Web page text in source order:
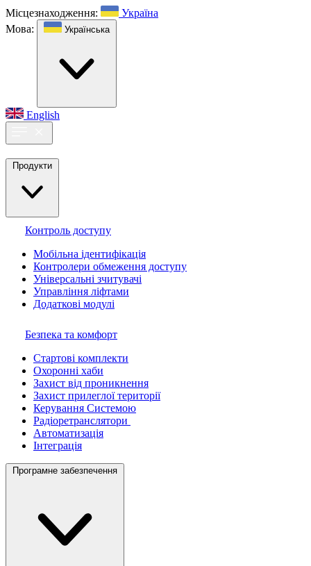
Місцезнаходження:
Україна
Мова:
Українська
English
Продукти
Контроль доступу
Мобільна ідентифікація
Контролери обмеження доступу
Універсальні зчитувачі
Управління ліфтами
Додаткові модулі
Безпека та комфорт
Стартові комплекти
Охоронні хаби
Захист від проникнення
Захист прилеглої території
Керування Системою
Радіоретранслятори
Автоматизація
Інтеграція
Програмне забезпечення